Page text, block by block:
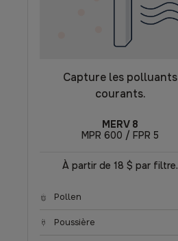
Capture les polluants
courants.
MERV 8
MPR 600 / FPR 5
À partir de 18 $ par filtre.
Pollen
Poussière